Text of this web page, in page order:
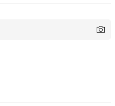
liệu và tăng chất lượng